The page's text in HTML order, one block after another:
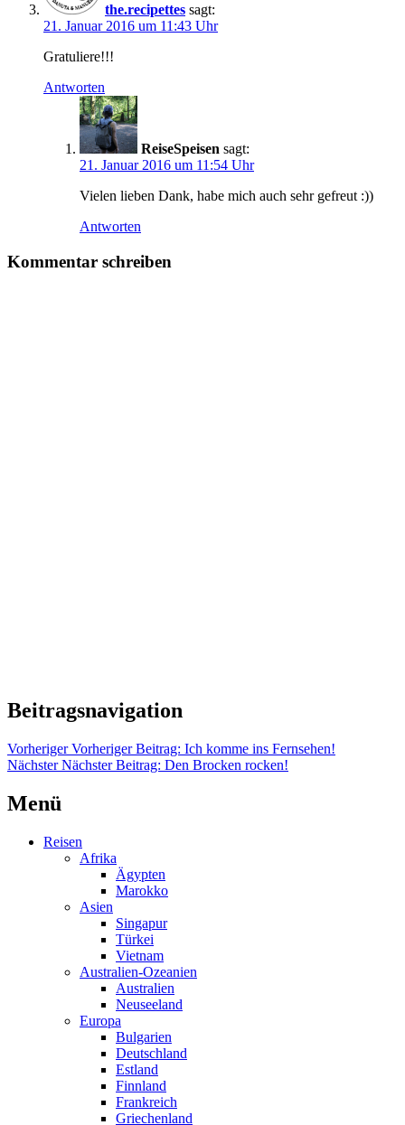
the.recipettes sagt:
21. Januar 2016 um 11:43 Uhr
Gratuliere!!!
Antworten
ReiseSpeisen sagt:
21. Januar 2016 um 11:54 Uhr
Vielen lieben Dank, habe mich auch sehr gefreut :))
Antworten
Kommentar schreiben
Beitragsnavigation
Vorheriger Vorheriger Beitrag: Ich komme ins Fernsehen!
Nächster Nächster Beitrag: Den Brocken rocken!
Menü
Reisen
Afrika
Ägypten
Marokko
Asien
Singapur
Türkei
Vietnam
Australien-Ozeanien
Australien
Neuseeland
Europa
Bulgarien
Deutschland
Estland
Finnland
Frankreich
Griechenland